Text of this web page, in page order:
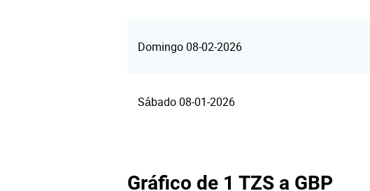
Domingo 08-02-2026
Sábado 08-01-2026
Gráfico de 1 TZS a GBP